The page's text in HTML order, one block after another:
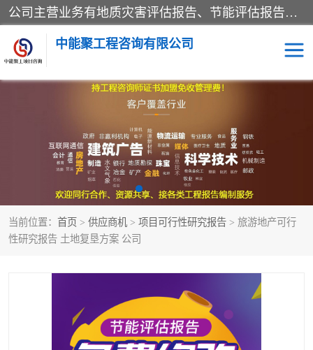
公司主营业务有地质灾害评估报告、节能评估报告、水土保持验收、水资源论证、土地复垦报告、项目可行性研究报告等。是经国家工商总局批准，在法律、法规、决定规定禁止的不得经营；法律、法规、决定规定应当许可（审批）的，经审批机关批准后凭许可（审批）文件经营;法律、法规，市场主体自主选择经营。
中能聚工程咨询有限公司
当前位置： 首页 > 供应商机 > 项目可行性研究报告 > 旅游地产可行
性研究报告 土地复垦方案 公司
水资源论证报告 土地复垦报告
地质灾害评估报告 工程项目验收报告
节能评估报告